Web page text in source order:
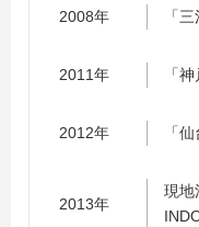
2008年 「
2011年 「
2012年 「
2013年
現地